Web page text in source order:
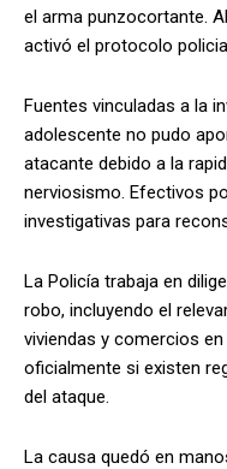
el arma punzocortante.
activó el protocolo
Fuentes vinculadas a la
adolescente no pudo
atacante debido a la
nerviosismo. Efectivos
investigativas para
La Policía trabaja en
robo, incluyendo el
viviendas y comercios
oficialmente si existen
del ataque.
La causa quedó en